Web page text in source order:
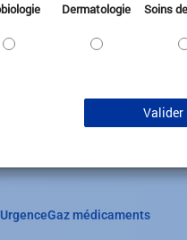
Dermatologie Soins
Valider
UrgenceGaz médicaments